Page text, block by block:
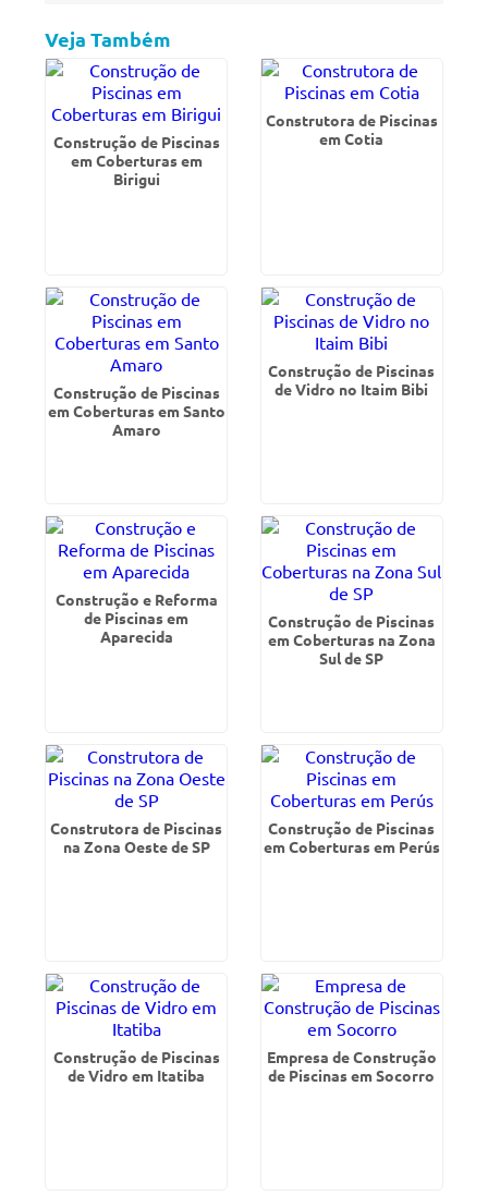
Veja Também
Construção de Piscinas
em Coberturas em
Birigui
Construtora de Piscinas
em Cotia
Construção de Piscinas
em Coberturas em Santo
Amaro
Construção de Piscinas
de Vidro no Itaim Bibi
Construção e Reforma
de Piscinas em
Aparecida
Construção de Piscinas
em Coberturas na Zona
Sul de SP
Construtora de Piscinas
na Zona Oeste de SP
Construção de Piscinas
em Coberturas em Perús
Construção de Piscinas
de Vidro em Itatiba
Empresa de Construção
de Piscinas em Socorro